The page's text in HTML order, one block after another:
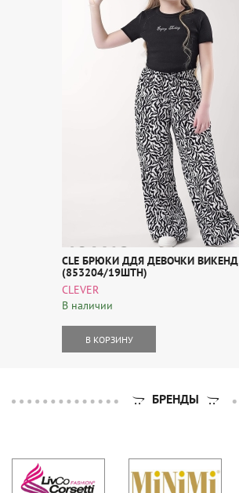
CLE БРЮКИ ДДЯ ДЕВОЧКИ ВИКЕНД
(853204/19ШТН)
CLEVER
В наличии
В КОРЗИНУ
БРЕНДЫ